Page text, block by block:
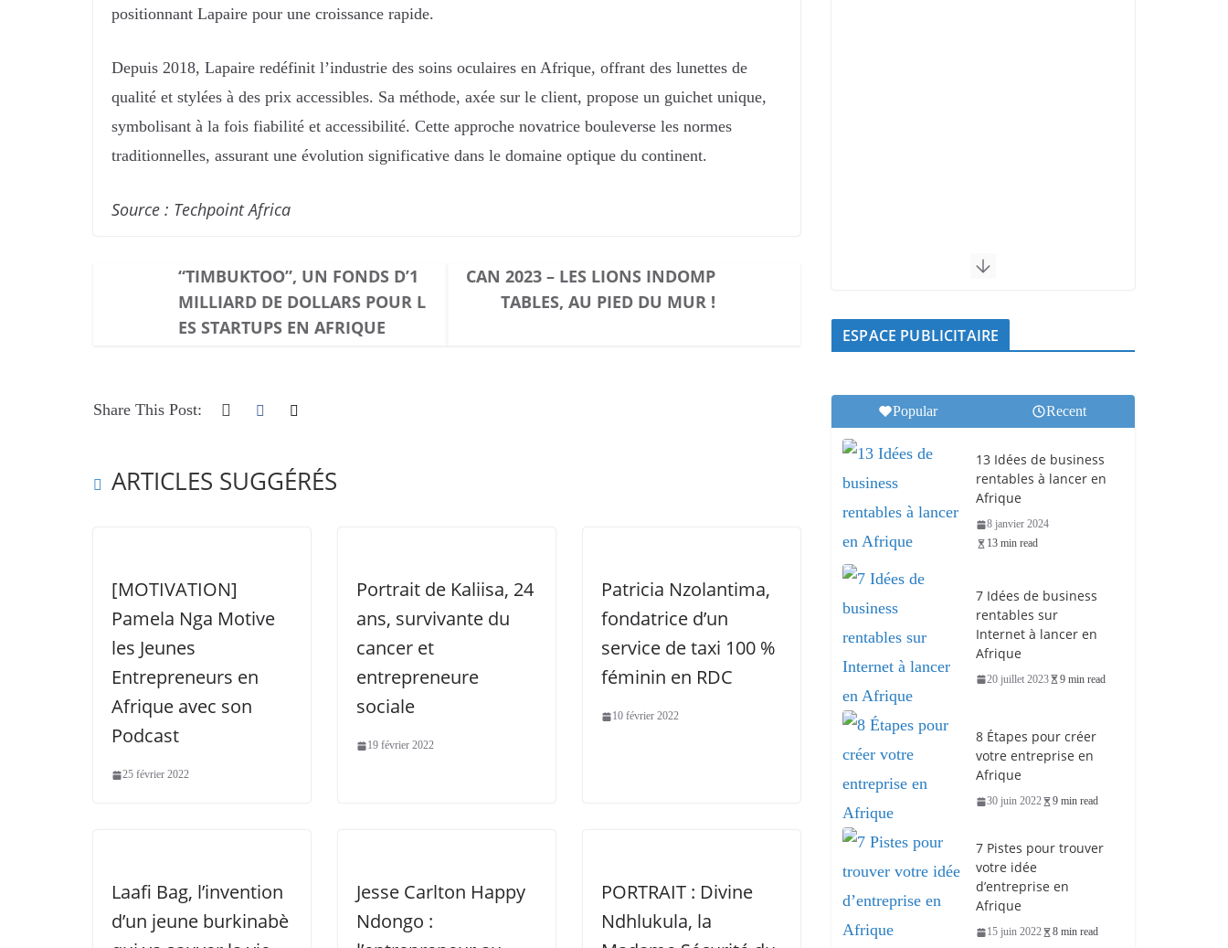
positionnant Lapaire pour une croissance rapide.
Depuis 2018, Lapaire redéfinit l’industrie des soins oculaires en Afrique, offrant des lunettes de
qualité et stylées à des prix accessibles. Sa méthode, axée sur le client, propose un guichet unique,
symbolisant à la fois fiabilité et accessibilité. Cette approche novatrice bouleverse les normes
traditionnelles, assurant une évolution significative dans le domaine optique du continent.
Source : Techpoint Africa
“TIMBUKTOO”, UN FONDS D’1
MILLIARD DE DOLLARS POUR L
ES STARTUPS EN AFRIQUE
CAN 2023 – LES LIONS INDOMP
TABLES, AU PIED DU MUR !
Share This Post:
ARTICLES SUGGÉRÉS
[MOTIVATION]
Pamela Nga Motive
les Jeunes
Entrepreneurs en
Afrique avec son
Podcast
25 février 2022
Portrait de Kaliisa, 24
ans, survivante du
cancer et
entrepreneure
sociale
19 février 2022
Patricia Nzolantima,
fondatrice d’un
service de taxi 100 %
féminin en RDC
10 février 2022
Laafi Bag, l’invention
d’un jeune burkinabè
Jesse Carlton Happy
Ndongo :
PORTRAIT : Divine
Ndhlukula, la
ESPACE PUBLICITAIRE
Popular Recent
13 Idées de business
rentables à lancer en
Afrique
8 janvier 2024
13 min read
7 Idées de business
rentables sur
Internet à lancer en
Afrique
20 juillet 2023 9 min read
8 Étapes pour créer
votre entreprise en
Afrique
30 juin 2022 9 min read
7 Pistes pour trouver
votre idée
d’entreprise en
Afrique
15 juin 2022 8 min read